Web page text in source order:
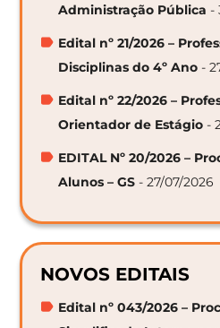
Administração Pública -
Edital nº 21/2026 –
Disciplinas do 4º Ano -
Edital nº 22/2026 –
Orientador de Estágio -
EDITAL Nº 20/2026 –
Alunos – GS - 27/07/2026
NOVOS EDITAIS
Edital nº 043/2026 –